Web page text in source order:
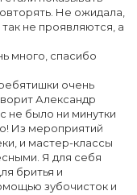
Не ожидала,
не проявляются, а
много, спасибо
очень
Александр
не было ни минутки
Из мероприятий
и мастер-классы
Я для себя
бритья и
зубочисток и